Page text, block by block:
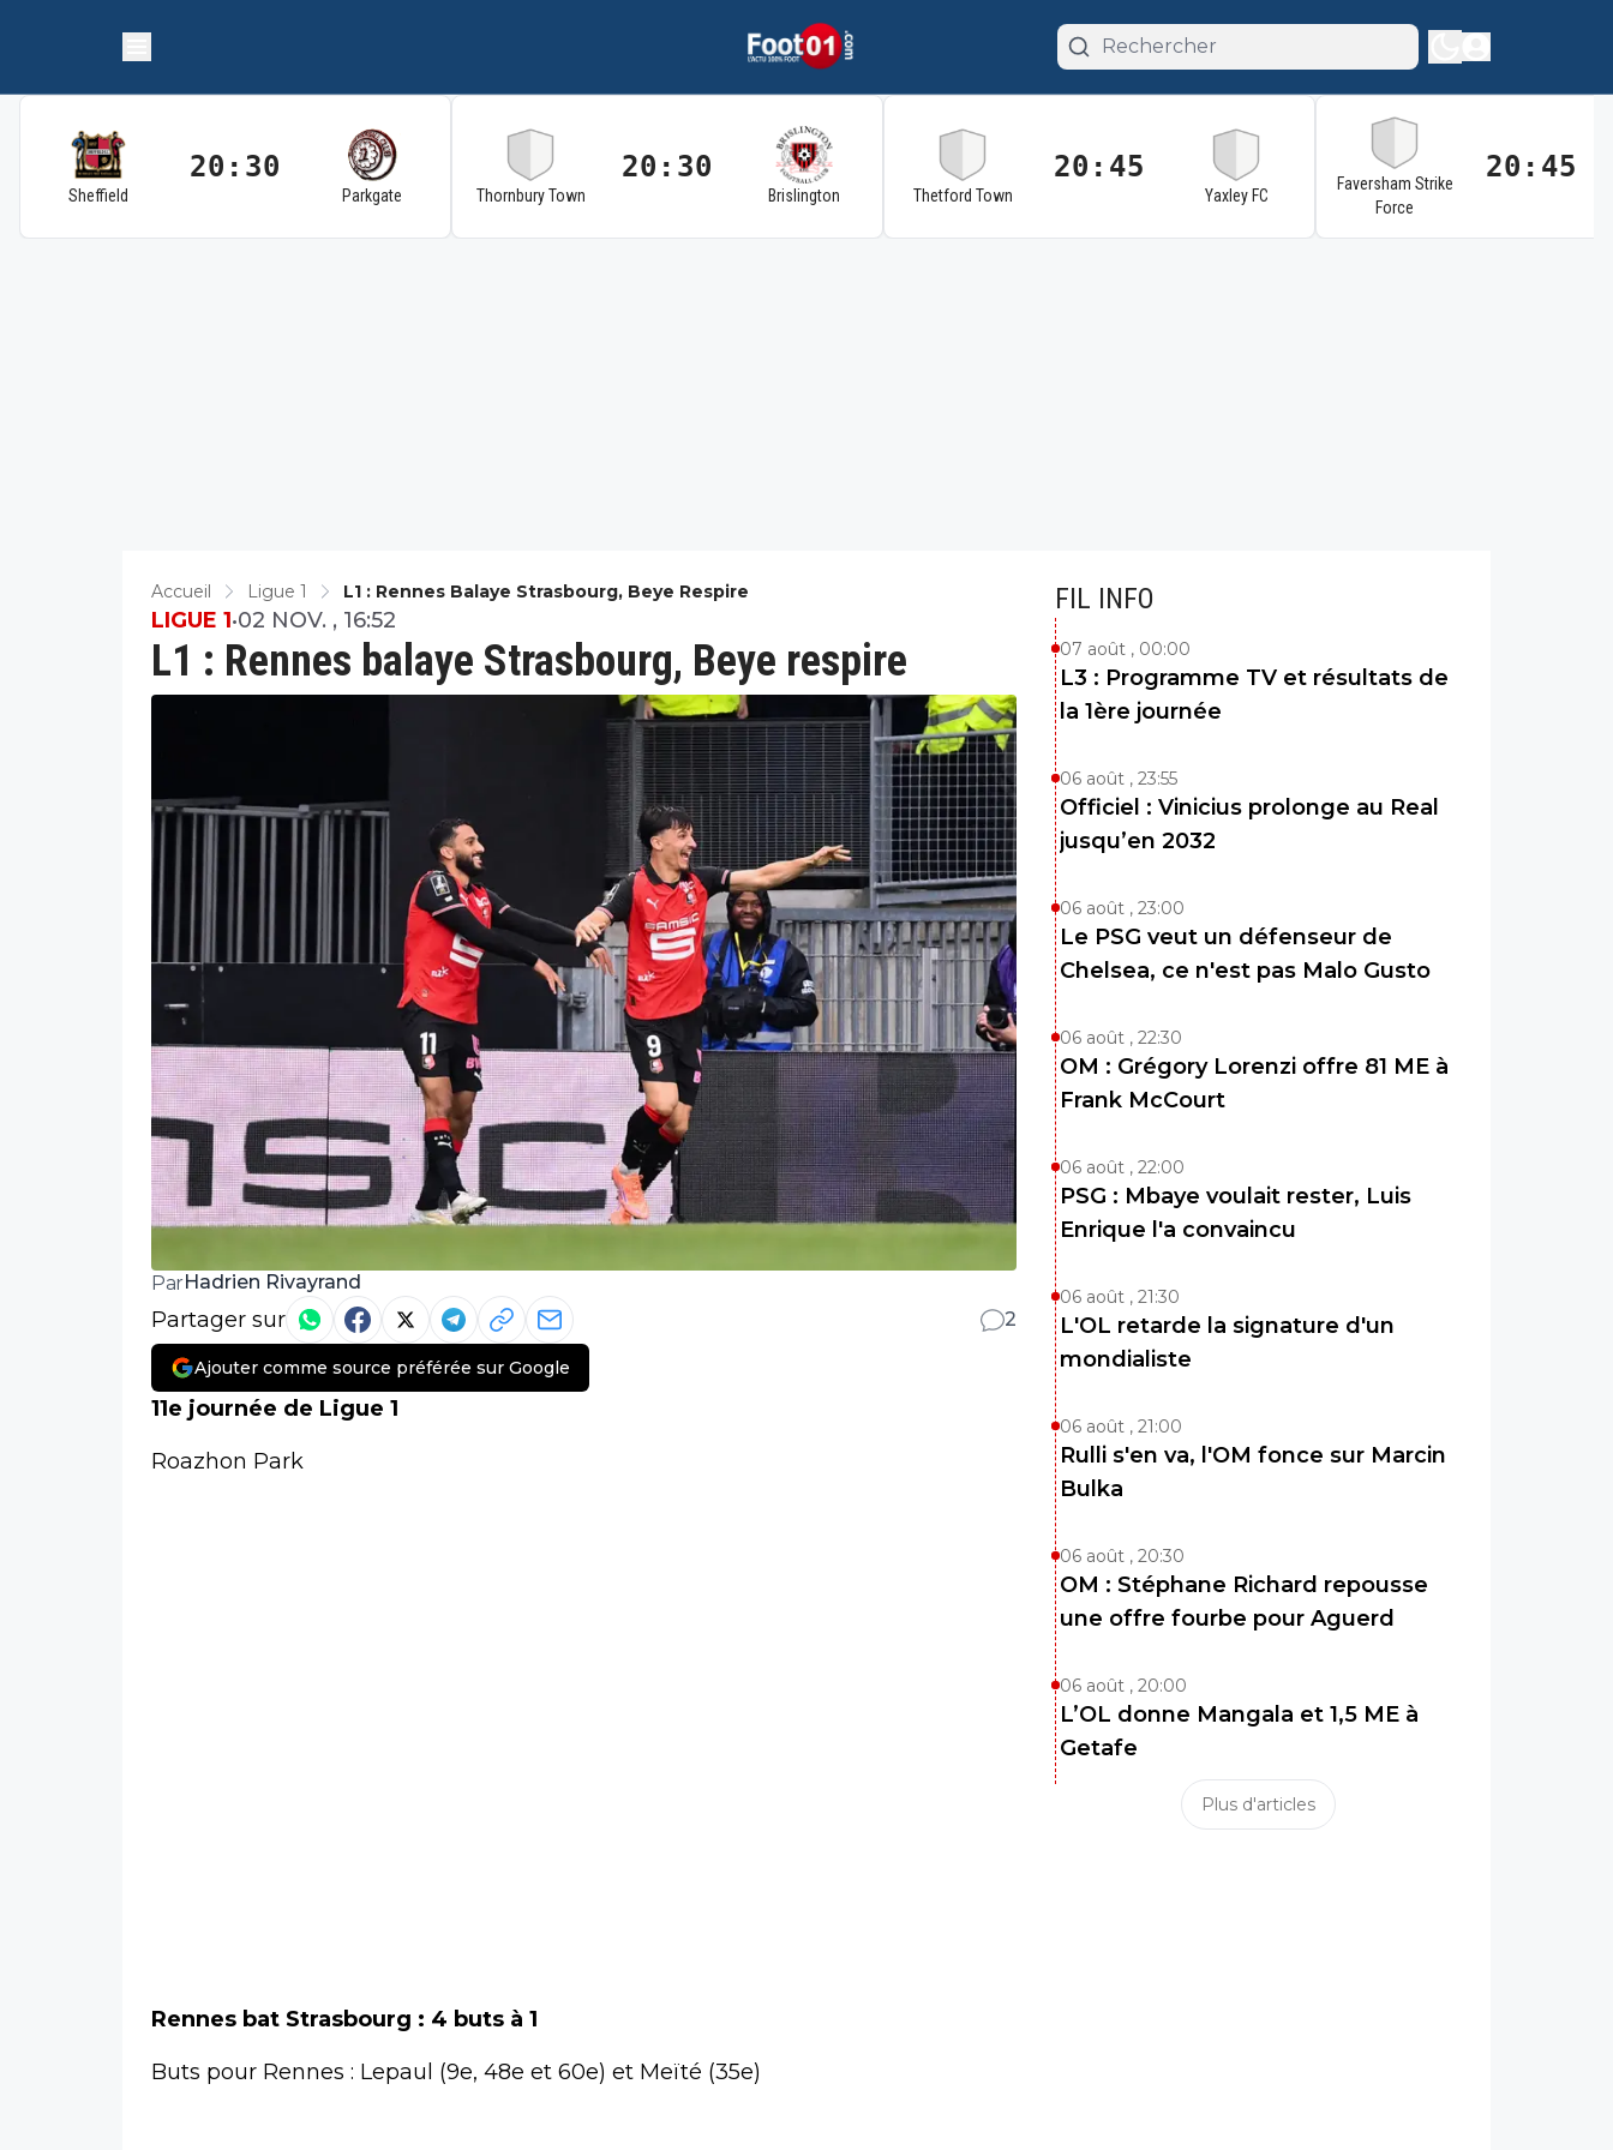
Sheffield
20:30
Parkgate Thornbury Town
20:30
Brislington Thetford Town
20:45
Yaxley FC
Faversham Strike
Force
20:45
Accueil Ligue 1 L1 : Rennes Balaye Strasbourg, Beye Respire
L1 : Rennes balaye Strasbourg, Beye respire
LIGUE 1•02 NOV. , 16:52
ParHadrien Rivayrand
Partager sur 2
Ajouter comme source préférée sur Google
11e journée de Ligue 1
Roazhon Park
Rennes bat Strasbourg : 4 buts à 1
Buts pour Rennes : Lepaul (9e, 48e et 60e) et Meïté (35e)
FIL INFO
07 août , 00:00
L3 : Programme TV et résultats de
la 1ère journée
06 août , 23:55
Officiel : Vinicius prolonge au Real
jusqu’en 2032
06 août , 23:00
Le PSG veut un défenseur de
Chelsea, ce n'est pas Malo Gusto
06 août , 22:30
OM : Grégory Lorenzi offre 81 ME à
Frank McCourt
06 août , 22:00
PSG : Mbaye voulait rester, Luis
Enrique l'a convaincu
06 août , 21:30
L'OL retarde la signature d'un
mondialiste
06 août , 21:00
Rulli s'en va, l'OM fonce sur Marcin
Bulka
06 août , 20:30
OM : Stéphane Richard repousse
une offre fourbe pour Aguerd
06 août , 20:00
L’OL donne Mangala et 1,5 ME à
Getafe
Plus d'articles